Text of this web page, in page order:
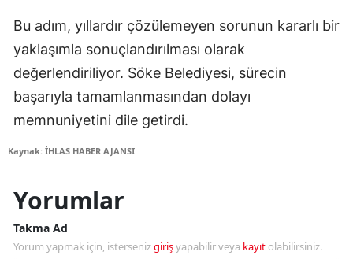
Bu adım, yıllardır çözülemeyen sorunun kararlı bir
yaklaşımla sonuçlandırılması olarak
değerlendiriliyor. Söke Belediyesi, sürecin
başarıyla tamamlanmasından dolayı
memnuniyetini dile getirdi.
Kaynak: İHLAS HABER AJANSI
Yorumlar
Takma Ad
Yorum yapmak için, istersenizgirişyapabilir veya kayıt olabilirsiniz.